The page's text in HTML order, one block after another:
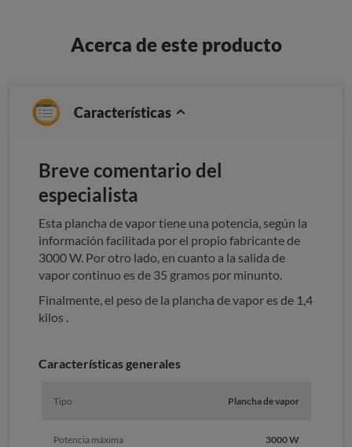
Acerca de este producto
Características
Breve comentario del
especialista
Esta plancha de vapor tiene una potencia, según la
información facilitada por el propio fabricante de
3000 W. Por otro lado, en cuanto a la salida de
vapor continuo es de 35 gramos por minunto.
Finalmente, el peso de la plancha de vapor es de 1,4
kilos .
Características generales
Tipo Plancha de vapor
Potencia máxima 3000 W